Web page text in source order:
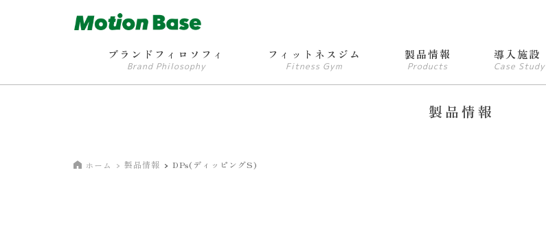
ブランドフィロソフィ
Brand Philosophy
フィットネスジム
Fitness Gym
製品情報
Products
導入施設
Case Study
製品情報
ホーム 製品情報 DPs(ディッピングS)